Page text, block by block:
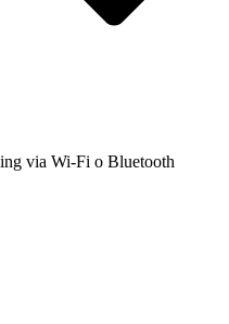
via Wi-Fi o Bluetooth